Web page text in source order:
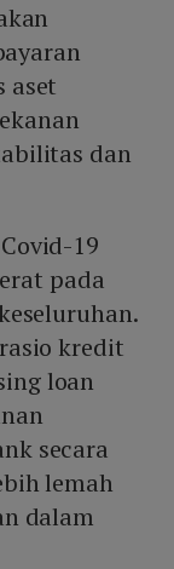
aset
dan
19
pada
kredit
loan
secara
lemah
dalam